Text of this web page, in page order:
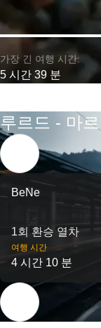
가장 긴 여행 시간:
5 시간 39 분
루르드 - 마
BeNe
1회 환승 열차
여행 시간
4 시간 10 분